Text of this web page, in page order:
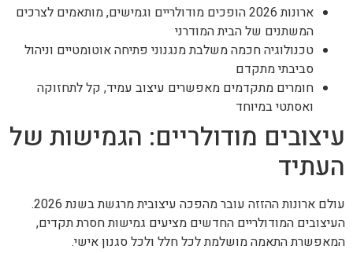
ארונות 2026 הופכים מודולריים וגמישים, מותאמים לצרכים
המשתנים של הבית המודרני
טכנולוגיה חכמה משלבת מנגנוני פתיחה אוטומטיים וניהול
סביבתי מתקדם
חומרים מתקדמים מאפשרים עיצוב עמיד, קל לתחזוקה
ואסתטי במיוחד
עיצובים מודולריים: הגמישות של
העתיד
עולם ארונות ההזזה עובר מהפכה עיצובית מרגשת בשנת 2026.
העיצובים המודולריים החדשים מציעים גמישות חסרת תקדים,
המאפשרת התאמה מושלמת לכל חלל ולכל סגנון אישי.